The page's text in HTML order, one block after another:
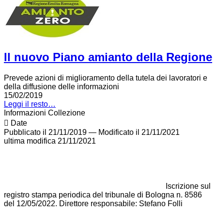
Il nuovo Piano amianto della Regione
Prevede azioni di miglioramento della tutela dei lavoratori e
della diffusione delle informazioni
15/02/2019
Leggi il resto…
Informazioni Collezione
Date
Pubblicato il 21/11/2019 — Modificato il 21/11/2021
ultima modifica 21/11/2021
Iscrizione sul
registro stampa periodica del tribunale di Bologna n. 8586
del 12/05/2022. Direttore responsabile: Stefano Folli